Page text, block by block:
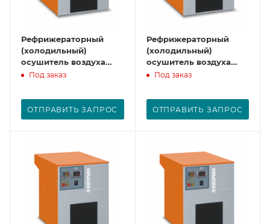
Рефрижераторный
(холодильный)
осушитель воздуха
CAD 6
Под заказ
ОТПРАВИТЬ ЗАПРОС
Рефрижераторный
(холодильный)
осушитель воздуха
CAD 11
Под заказ
ОТПРАВИТЬ ЗАПРОС